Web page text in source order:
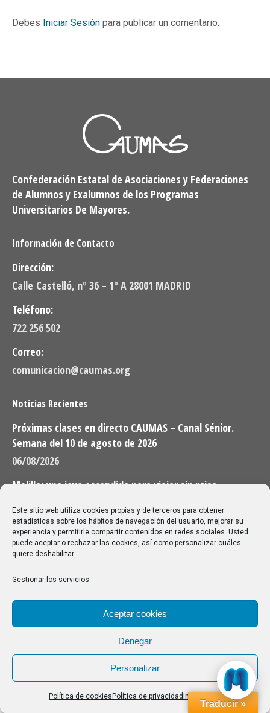
Este sitio web utiliza cookies propias y de terceros para obtener
estadísticas sobre los hábitos de navegación del usuario, mejorar su
experiencia y permitirle compartir contenidos en redes sociales. Usted
puede aceptar o rechazar las cookies, así como personalizar cuáles
quiere deshabilitar.
Gestionar los servicios
Aceptar cookies
Denegar
Personalizar
Política de cookies Política de privacidad Impressum
Debes Iniciar Sesión para publicar un comentario.
Confederación Estatal de Asociaciones y Federaciones
de Alumnos y Exalumnos de los Programas
Universitarios De Mayores.
Información de Contacto
Dirección:
Calle Castelló, nº 36 – 1º A 28001 MADRID
Teléfono:
722 256 502
Correo:
comunicacion@caumas.org
Noticias Recientes
Próximas clases en directo CAUMAS – Canal Sénior.
Semana del 10 de agosto de 2026
06/08/2026
Melilla: una joya escondida para viajar sin prisa
28/07/2026
Buscar
Buscar:
Aviso Legal|Política de privacidad|Política de cookies
Traducir »